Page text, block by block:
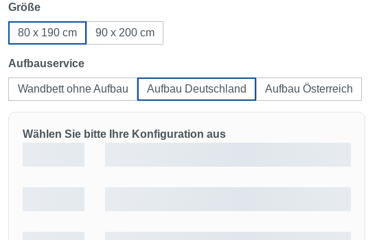
Größeauswählen
80 x 190 cm 90 x 200 cm
Aufbauserviceauswählen
Wandbett ohne Aufbau Aufbau Deutschland Aufbau Österreich
Wählen Sie bitte Ihre Konfiguration aus